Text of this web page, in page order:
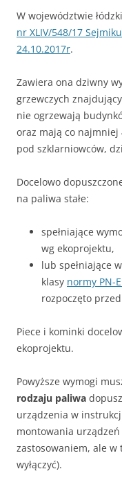
W województwie
nr XLIV/548/17
24.10.2017r.
Zawiera ona dziwny
grzewczych
nie ogrzewają
oraz mają co
pod szklarniowców,
Docelowo
na paliwa stałe:
spełniające
wg ekoprojektu,
lub spełniające
klasy normy PN-
rozpoczęto
Piece i kominki
ekoprojektu.
Powyższe wymogi
rodzaju paliwa
urządzenia w
montowania
zastosowaniem, ale w
wyłączyć).